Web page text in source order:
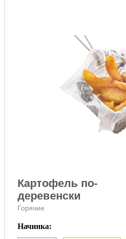
Картофель по-
деревенски
Горячие
Начинка: